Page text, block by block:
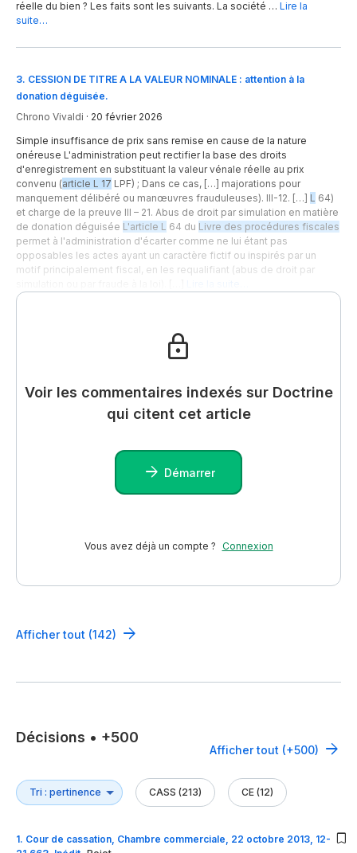
réelle du bien ? Les faits sont les suivants. La société … Lire la
suite…
3. CESSION DE TITRE A LA VALEUR NOMINALE : attention à la
donation déguisée.
Chrono Vivaldi · 20 février 2026
Simple insuffisance de prix sans remise en cause de la nature
onéreuse L'administration peut rectifier la base des droits
d'enregistrement en substituant la valeur vénale réelle au prix
convenu (article L 17 LPF) ; Dans ce cas, […] majorations pour
manquement délibéré ou manœuvres frauduleuses). III-12. […] L 64)
et charge de la preuve III – 21. Abus de droit par simulation en matière
de donation déguisée L'article L 64 du Livre des procédures fiscales
permet à l'administration d'écarter comme ne lui étant pas
opposables les actes ayant un caractère fictif ou inspirés par un
motif principalement fiscal, en les requalifiant (abus de droit par
Voir les commentaires indexés sur Doctrine
qui citent cet article
Démarrer
Vous avez déjà un compte ? Connexion
Afficher tout (142)
Décisions • +500
Afficher tout (+500)
CASS (213) CE (12)
1. Cour de cassation, Chambre commerciale, 22 octobre 2013, 12-